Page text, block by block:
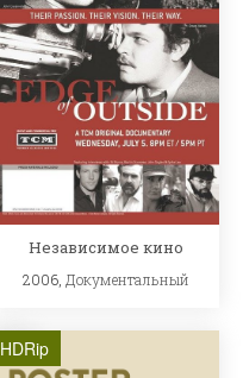
Независимое кино
2006, Документальный
HDRip